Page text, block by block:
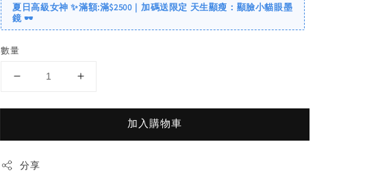
夏日高級女神 ✨滿額:滿$2500｜加碼送限定 天生顯瘦：顯臉小貓眼墨
鏡 🕶️
數量
加入購物車
分享